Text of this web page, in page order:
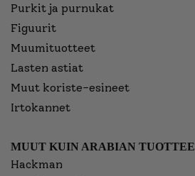
Purkit ja purnukat
Figuurit
Muumituotteet
Lasten astiat
Muut koriste-esineet
Irtokannet
MUUT KUIN ARABIAN
Hackman